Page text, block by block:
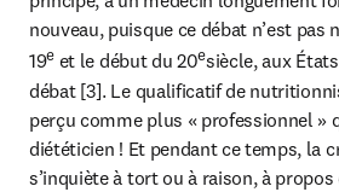
nouveau, puisque ce débat n’est pas
19e et le début du 20esiècle, aux
débat [3]. Le qualificatif de
perçu comme plus « professionnel »
diététicien ! Et pendant ce temps, la
s’inquiète à tort ou à raison, à propos